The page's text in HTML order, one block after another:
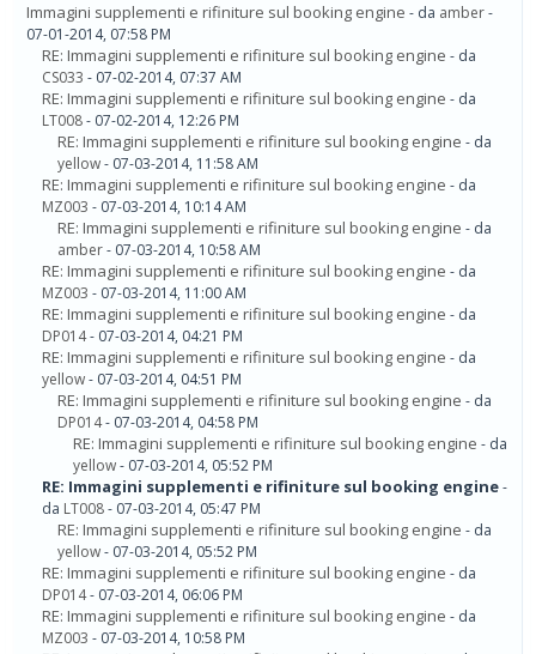
Immagini supplementi e rifiniture sul booking engine - da amber-
07-01-2014, 07:58 PM
RE: Immagini supplementi e rifiniture sul booking engine - da
CS033 - 07-02-2014, 07:37 AM
RE: Immagini supplementi e rifiniture sul booking engine - da
LT008- 07-02-2014, 12:26 PM
RE: Immagini supplementi e rifiniture sul booking engine - da
yellow- 07-03-2014, 11:58 AM
RE: Immagini supplementi e rifiniture sul booking engine - da
MZ003 - 07-03-2014, 10:14 AM
RE: Immagini supplementi e rifiniture sul booking engine - da
amber- 07-03-2014, 10:58 AM
RE: Immagini supplementi e rifiniture sul booking engine - da
MZ003 - 07-03-2014, 11:00 AM
RE: Immagini supplementi e rifiniture sul booking engine - da
DP014- 07-03-2014, 04:21 PM
RE: Immagini supplementi e rifiniture sul booking engine - da
yellow- 07-03-2014, 04:51 PM
RE: Immagini supplementi e rifiniture sul booking engine - da
DP014- 07-03-2014, 04:58 PM
RE: Immagini supplementi e rifiniture sul booking engine - da
yellow- 07-03-2014, 05:52 PM
RE: Immagini supplementi e rifiniture sul booking engine-
da LT008- 07-03-2014, 05:47 PM
RE: Immagini supplementi e rifiniture sul booking engine - da
yellow- 07-03-2014, 05:52 PM
RE: Immagini supplementi e rifiniture sul booking engine - da
DP014- 07-03-2014, 06:06 PM
RE: Immagini supplementi e rifiniture sul booking engine - da
MZ003 - 07-03-2014, 10:58 PM